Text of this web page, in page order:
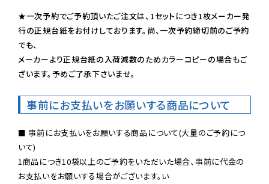
★一次予約でご予約頂いたご注文は、1セットにつき1枚メーカー発
行の正規台紙をお付けしております。尚、一次予約締切前のご予約
でも、
メーカーより正規台紙の入荷減数のためカラーコピーの場合もご
ざいます。予めご了承下さいませ。
事前にお支払いをお願いする商品について
■ 事前にお支払いをお願いする商品について(大量のご予約につ
いて)
1商品につき10袋以上のご予約をいただいた場合、事前に代金の
お支払いをお願いする場合がございます。い